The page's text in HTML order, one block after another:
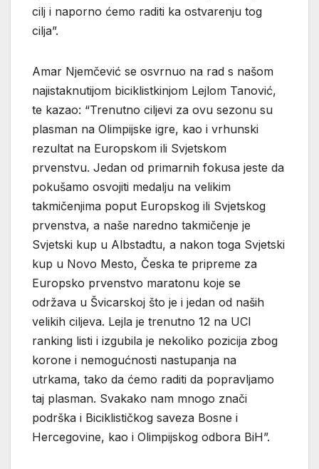
cilj i naporno ćemo raditi ka ostvarenju tog
cilja”.
Amar Njemčević se osvrnuo na rad s našom
najistaknutijom biciklistkinjom Lejlom Tanović,
te kazao: “Trenutno ciljevi za ovu sezonu su
plasman na Olimpijske igre, kao i vrhunski
rezultat na Europskom ili Svjetskom
prvenstvu. Jedan od primarnih fokusa jeste da
pokušamo osvojiti medalju na velikim
takmičenjima poput Europskog ili Svjetskog
prvenstva, a naše naredno takmičenje je
Svjetski kup u Albstadtu, a nakon toga Svjetski
kup u Novo Mesto, Česka te pripreme za
Europsko prvenstvo maratonu koje se
održava u Švicarskoj što je i jedan od naših
velikih ciljeva. Lejla je trenutno 12 na UCI
ranking listi i izgubila je nekoliko pozicija zbog
korone i nemogućnosti nastupanja na
utrkama, tako da ćemo raditi da popravljamo
taj plasman. Svakako nam mnogo znači
podrška i Biciklističkog saveza Bosne i
Hercegovine, kao i Olimpijskog odbora BiH”.